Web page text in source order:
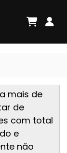
mais de
de
com total
e
não